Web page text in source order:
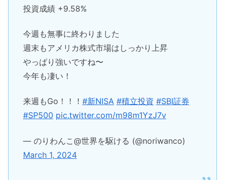
投資成績 +9.58%
今週も無事に終わりました
週末もアメリカ株式市場はしっかり上昇
やっぱり強いですね〜
今年も凄い！
来週もGo！！！ #新NISA #積立投資 #SBI証券
#SP500 pic.twitter.com/m98m1YzJ7v
— のりわんこ@世界を駆ける (@noriwanco)
March 1, 2024